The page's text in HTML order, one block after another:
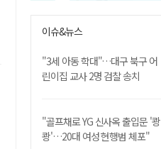
이슈&뉴스
"3세 아동 학대"…대구 북구 어
린이집 교사 2명 검찰 송치
"골프채로 YG 신사옥 출입문 '쾅
쾅'…20대 여성 현행범 체포"